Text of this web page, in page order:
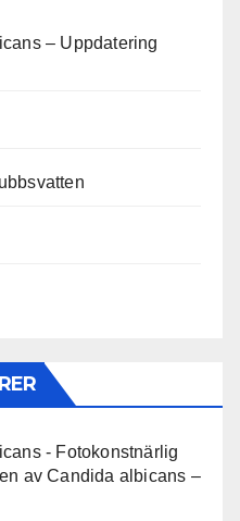
– Uppdatering
- Fotokonstnärlig
av Candida albicans –